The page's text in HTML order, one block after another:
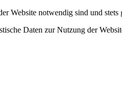
Website notwendig sind und stets
Daten zur Nutzung der